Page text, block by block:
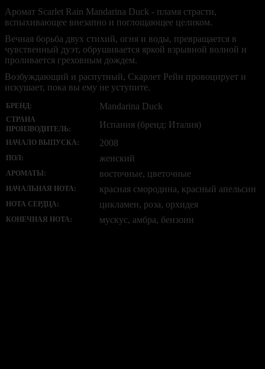
Аромат Scarlet Rain Mandarina Duck - пламя страсти,
вспыхивающее внезапно и поглощающее целиком.
Вечная борьба двух стихий, огня и воды, превращается в
чувственный дуэт, обрушивается яркой взрывной волной и
проливается греховным дождем.
Возбуждающий и распутный, Скарлет Рейн провоцирует и
искушает, пока вы ему не уступите.
БРЕНД: Mandarina Duck
СТРАНА
ПРОИЗВОДИТЕЛЬ:
Испания (бренд: Италия)
НАЧАЛО ВЫПУСКА: 2008
ПОЛ: женский
АРОМАТЫ: восточные, цветочные
НАЧАЛЬНАЯ НОТА: красная смородина, красный апельсин
НОТА СЕРДЦА: цикламен, роза, орхидея
КОНЕЧНАЯ НОТА: мускус, амбра, бензоин